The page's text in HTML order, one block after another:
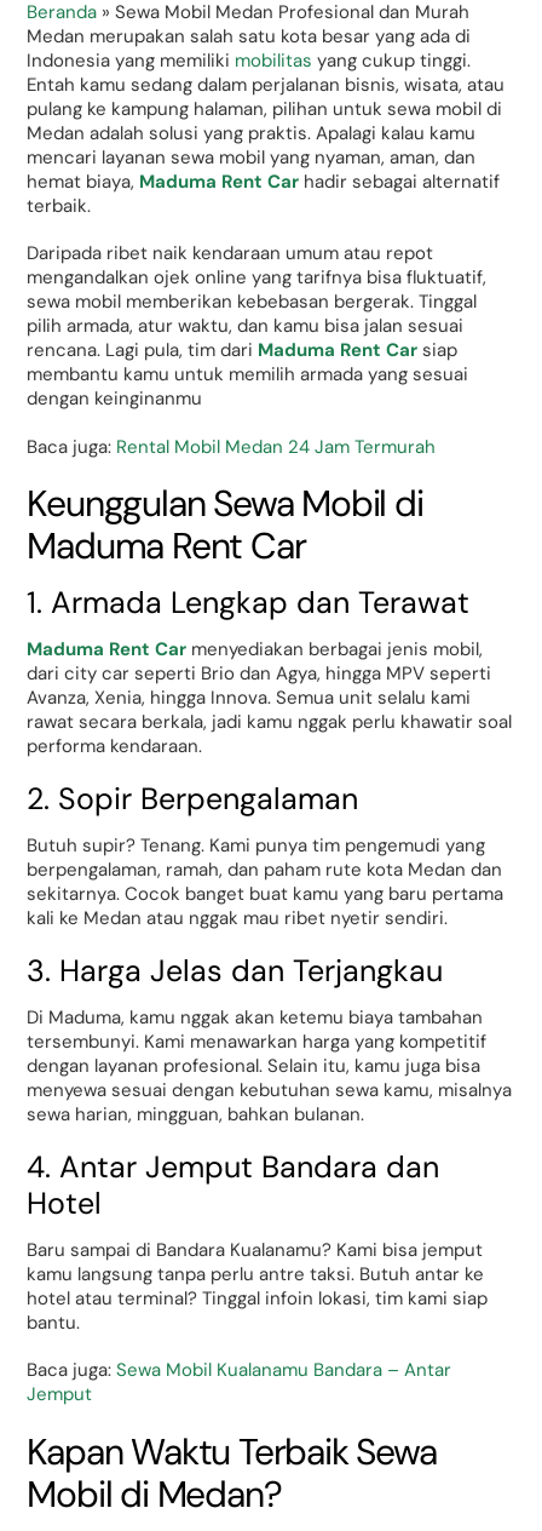
Beranda »Sewa Mobil Medan Profesional dan Murah
Medan merupakan salah satu kota besar yang ada di
Indonesia yang memiliki mobilitas yang cukup tinggi.
Entah kamu sedang dalam perjalanan bisnis, wisata, atau
pulang ke kampung halaman, pilihan untuk sewa mobil di
Medan adalah solusi yang praktis. Apalagi kalau kamu
mencari layanan sewa mobil yang nyaman, aman, dan
hemat biaya, Maduma Rent Car hadir sebagai alternatif
terbaik.
Daripada ribet naik kendaraan umum atau repot
mengandalkan ojek online yang tarifnya bisa fluktuatif,
sewa mobil memberikan kebebasan bergerak. Tinggal
pilih armada, atur waktu, dan kamu bisa jalan sesuai
rencana. Lagi pula, tim dari Maduma Rent Car siap
membantu kamu untuk memilih armada yang sesuai
dengan keinginanmu
Baca juga: Rental Mobil Medan 24 Jam Termurah
Keunggulan Sewa Mobil di
Maduma Rent Car
1. Armada Lengkap dan Terawat
Maduma Rent Car menyediakan berbagai jenis mobil,
dari city car seperti Brio dan Agya, hingga MPV seperti
Avanza, Xenia, hingga Innova. Semua unit selalu kami
rawat secara berkala, jadi kamu nggak perlu khawatir soal
performa kendaraan.
2. Sopir Berpengalaman
Butuh supir? Tenang. Kami punya tim pengemudi yang
berpengalaman, ramah, dan paham rute kota Medan dan
sekitarnya. Cocok banget buat kamu yang baru pertama
kali ke Medan atau nggak mau ribet nyetir sendiri.
3. Harga Jelas dan Terjangkau
Di Maduma, kamu nggak akan ketemu biaya tambahan
tersembunyi. Kami menawarkan harga yang kompetitif
dengan layanan profesional. Selain itu, kamu juga bisa
menyewa sesuai dengan kebutuhan sewa kamu, misalnya
sewa harian, mingguan, bahkan bulanan.
4. Antar Jemput Bandara dan
Hotel
Baru sampai di Bandara Kualanamu? Kami bisa jemput
kamu langsung tanpa perlu antre taksi. Butuh antar ke
hotel atau terminal? Tinggal infoin lokasi, tim kami siap
bantu.
Baca juga:Sewa Mobil Kualanamu Bandara – Antar
Jemput
Kapan Waktu Terbaik Sewa
Mobil di Medan?